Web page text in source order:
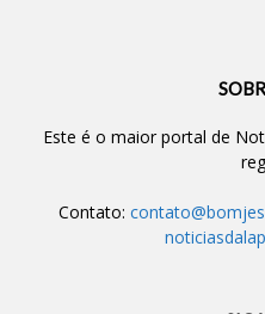
Este é o maior portal de
Contato: